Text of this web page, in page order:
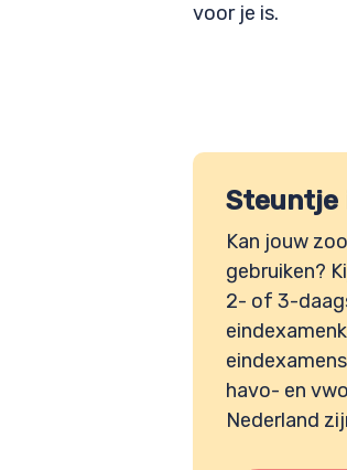
voor je is.
Steuntje
Kan jouw
gebruiken?
2- of 3-
havo- en
Nederland